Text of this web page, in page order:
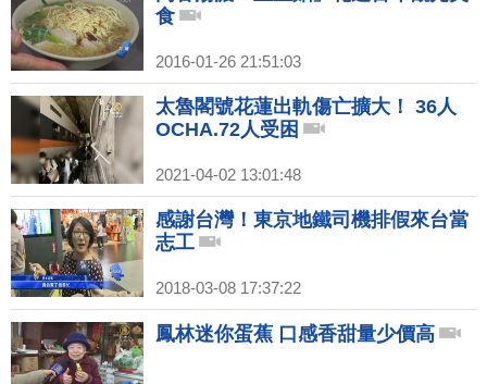
食
2016-01-26 21:51:03
太魯閣號花蓮出軌傷亡擴大！ 36人
OCHA.72人受困
2021-04-02 13:01:48
感謝台灣！東京地鐵司機排假來台當
志工
2018-03-08 17:37:22
鳳林迷你蛋蕉 口感香甜量少價高